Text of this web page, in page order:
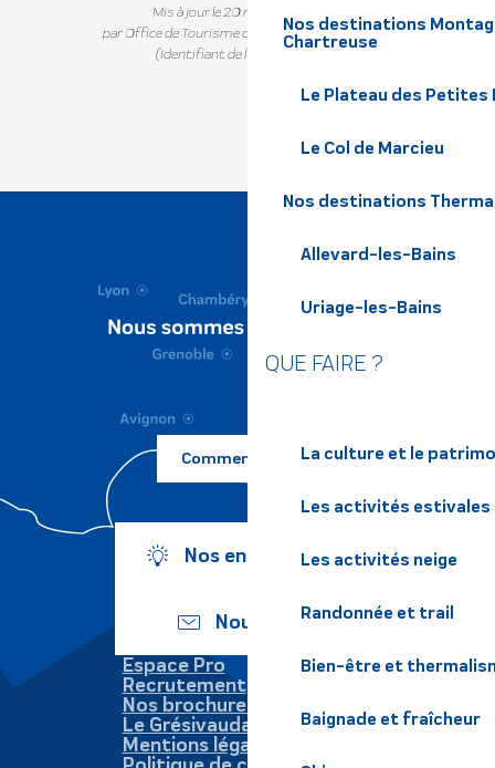
Nos destinations
Chartreuse
Le Plateau des Petites
Le Col de Marcieu
Nos destinations
Allevard-les-Bains
Uriage-les-Bains
QUE FAIRE ?
La culture et le
Les activités estivales
Les activités neige
Randonnée et trail
Bien-être et
Baignade et fraîcheur
Mis à jour le 20 mai 2022 à 14:42
par Office de Tourisme de Belledonne Chartreuse
(Identifiant de l'offre :
Comment venir ?
Nos engagements
Nous écrire
Espace Pro
Recrutement
Nos brochures
Le Grésivaudan
Mentions légales